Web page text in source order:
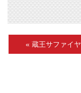
« 蔵王サファイヤ